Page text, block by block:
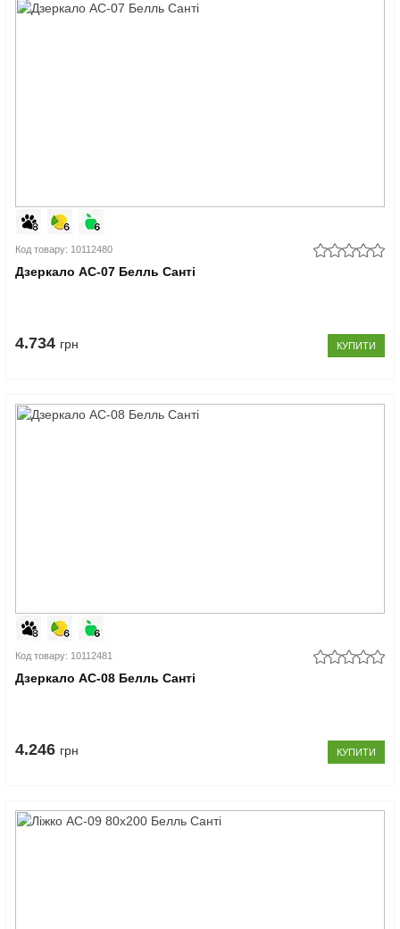
Код товару: 10112480
Дзеркало АС-07 Белль Санті
4.734 грн КУПИТИ
Код товару: 10112481
Дзеркало АС-08 Белль Санті
4.246 грн КУПИТИ